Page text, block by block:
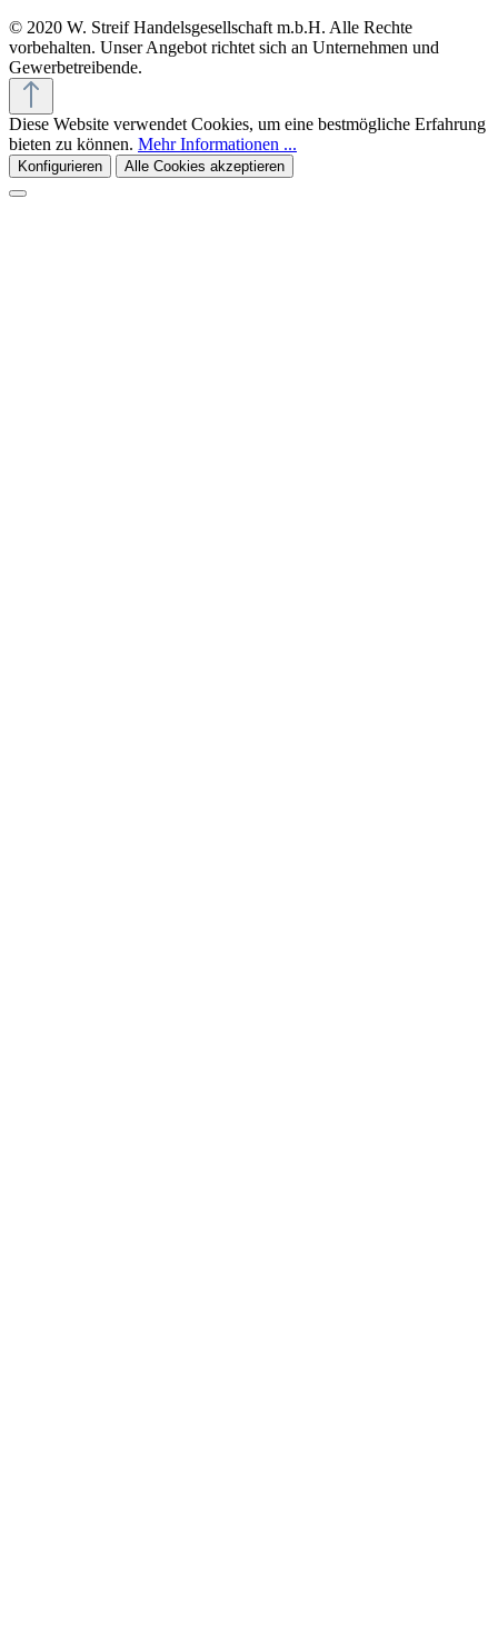
© 2020 W. Streif Handelsgesellschaft m.b.H. Alle Rechte
vorbehalten. Unser Angebot richtet sich an Unternehmen und
Gewerbetreibende.
Diese Website verwendet Cookies, um eine bestmögliche Erfahrung
bieten zu können. Mehr Informationen ...
Konfigurieren Alle Cookies akzeptieren